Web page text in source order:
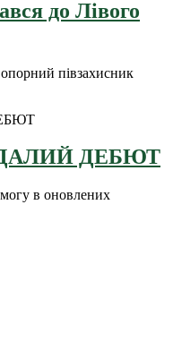
до Лівого
півзахисник
ДЕБЮТ
в оновлених